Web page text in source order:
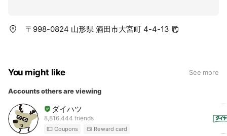
〒998-0824 山形県 酒田市大宮町 4-4-13
You might like See more
Accounts others are viewing
ダイハツ
8,816,444 friends
Coupons Reward card